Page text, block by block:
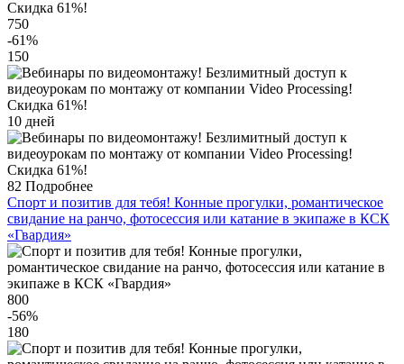
750
-61%
150
10 дней
82 Подробнее
Спорт и позитив для тебя! Конные прогулки, романтическое
свидание на ранчо, фотосессия или катание в экипаже в КСК
«Гвардия»
800
-56%
180